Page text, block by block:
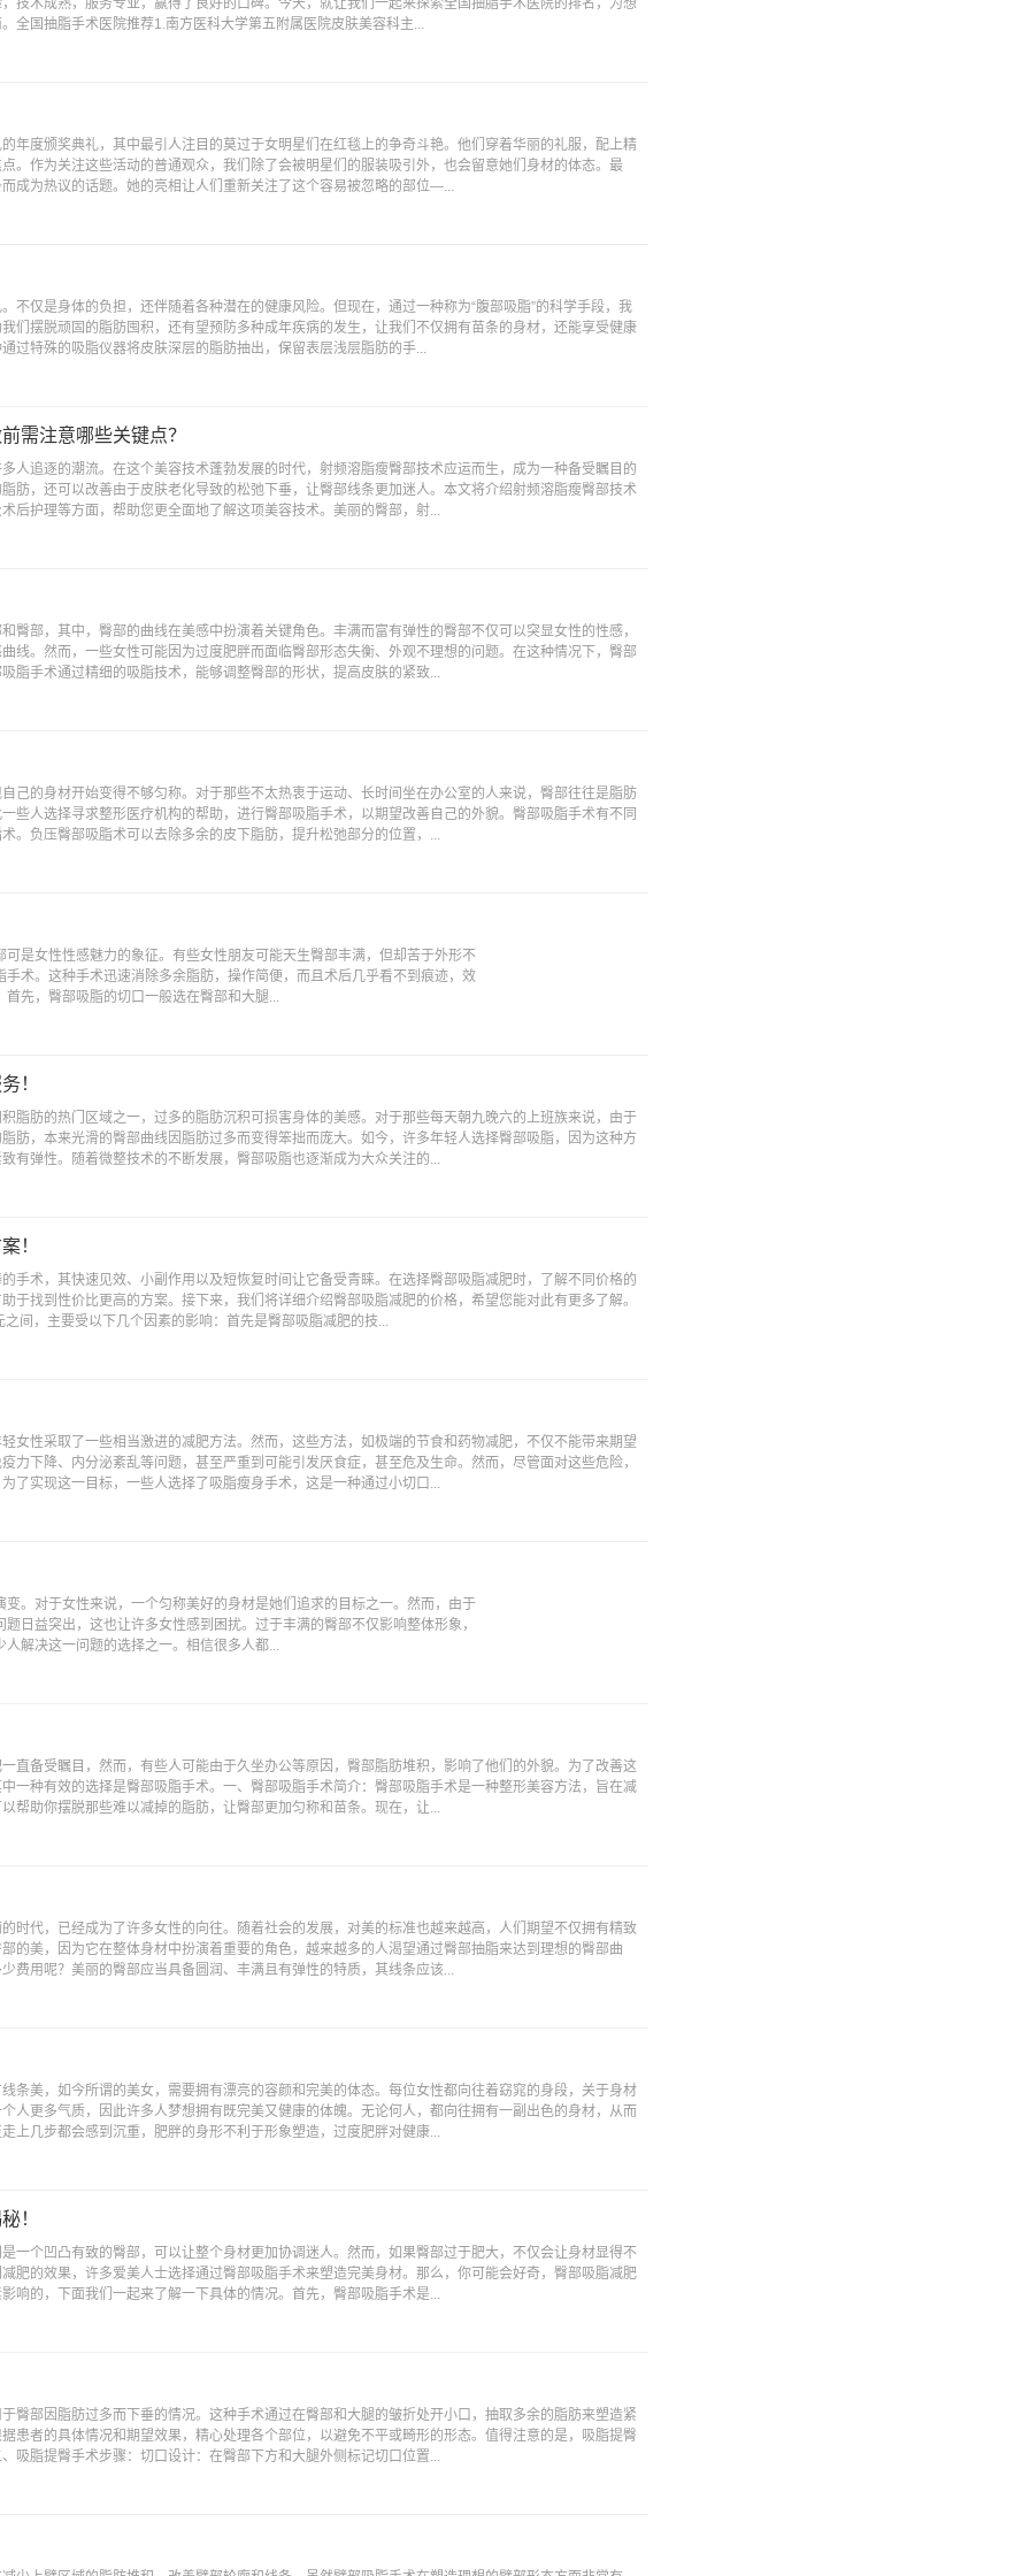
技术成熟，服务专业，赢得了良好的口碑。今天，就让我们一起来探索全国抽脂手术医院的排名，为想
全国抽脂手术医院推荐1.南方医科大学第五附属医院皮肤美容科主...
年度颁奖典礼，其中最引人注目的莫过于女明星们在红毯上的争奇斗艳。他们穿着华丽的礼服，配上精
。作为关注这些活动的普通观众，我们除了会被明星们的服装吸引外，也会留意她们身材的体态。最
成为热议的话题。她的亮相让人们重新关注了这个容易被忽略的部位—...
不仅是身体的负担，还伴随着各种潜在的健康风险。但现在，通过一种称为“腹部吸脂”的科学手段，我
们摆脱顽固的脂肪囤积，还有望预防多种成年疾病的发生，让我们不仅拥有苗条的身材，还能享受健康
过特殊的吸脂仪器将皮肤深层的脂肪抽出，保留表层浅层脂肪的手...
需注意哪些关键点？
人追逐的潮流。在这个美容技术蓬勃发展的时代，射频溶脂瘦臀部技术应运而生，成为一种备受瞩目的
肪，还可以改善由于皮肤老化导致的松弛下垂，让臀部线条更加迷人。本文将介绍射频溶脂瘦臀部技术
后护理等方面，帮助您更全面地了解这项美容技术。美丽的臀部，射...
臀部，其中，臀部的曲线在美感中扮演着关键角色。丰满而富有弹性的臀部不仅可以突显女性的性感，
线。然而，一些女性可能因为过度肥胖而面临臀部形态失衡、外观不理想的问题。在这种情况下，臀部
脂手术通过精细的吸脂技术，能够调整臀部的形状，提高皮肤的紧致...
己的身材开始变得不够匀称。对于那些不太热衷于运动、长时间坐在办公室的人来说，臀部往往是脂肪
些人选择寻求整形医疗机构的帮助，进行臀部吸脂手术，以期望改善自己的外貌。臀部吸脂手术有不同
。负压臀部吸脂术可以去除多余的皮下脂肪，提升松弛部分的位置，...
是女性性感魅力的象征。有些女性朋友可能天生臀部丰满，但却苦于外形不
术。这种手术迅速消除多余脂肪，操作简便，而且术后几乎看不到痕迹，效
先，臀部吸脂的切口一般选在臀部和大腿...
！
脂肪的热门区域之一，过多的脂肪沉积可损害身体的美感。对于那些每天朝九晚六的上班族来说，由于
肪，本来光滑的臀部曲线因脂肪过多而变得笨拙而庞大。如今，许多年轻人选择臀部吸脂，因为这种方
有弹性。随着微整技术的不断发展，臀部吸脂也逐渐成为大众关注的...
！
手术，其快速见效、小副作用以及短恢复时间让它备受青睐。在选择臀部吸脂减肥时，了解不同价格的
于找到性价比更高的方案。接下来，我们将详细介绍臀部吸脂减肥的价格，希望您能对此有更多了解。
间，主要受以下几个因素的影响：首先是臀部吸脂减肥的技...
女性采取了一些相当激进的减肥方法。然而，这些方法，如极端的节食和药物减肥，不仅不能带来期望
力下降、内分泌紊乱等问题，甚至严重到可能引发厌食症，甚至危及生命。然而，尽管面对这些危险，
了实现这一目标，一些人选择了吸脂瘦身手术，这是一种通过小切口...
。对于女性来说，一个匀称美好的身材是她们追求的目标之一。然而，由于
日益突出，这也让许多女性感到困扰。过于丰满的臀部不仅影响整体形象，
解决这一问题的选择之一。相信很多人都...
直备受瞩目，然而，有些人可能由于久坐办公等原因，臀部脂肪堆积，影响了他们的外貌。为了改善这
一种有效的选择是臀部吸脂手术。一、臀部吸脂手术简介：臀部吸脂手术是一种整形美容方法，旨在减
帮助你摆脱那些难以减掉的脂肪，让臀部更加匀称和苗条。现在，让...
时代，已经成为了许多女性的向往。随着社会的发展，对美的标准也越来越高，人们期望不仅拥有精致
的美，因为它在整体身材中扮演着重要的角色，越来越多的人渴望通过臀部抽脂来达到理想的臀部曲
费用呢？美丽的臀部应当具备圆润、丰满且有弹性的特质，其线条应该...
条美，如今所谓的美女，需要拥有漂亮的容颜和完美的体态。每位女性都向往着窈窕的身段，关于身材
人更多气质，因此许多人梦想拥有既完美又健康的体魄。无论何人，都向往拥有一副出色的身材，从而
上几步都会感到沉重，肥胖的身形不利于形象塑造，过度肥胖对健康...
！
一个凹凸有致的臀部，可以让整个身材更加协调迷人。然而，如果臀部过于肥大，不仅会让身材显得不
肥的效果，许多爱美人士选择通过臀部吸脂手术来塑造完美身材。那么，你可能会好奇，臀部吸脂减肥
响的，下面我们一起来了解一下具体的情况。首先，臀部吸脂手术是...
臀部因脂肪过多而下垂的情况。这种手术通过在臀部和大腿的皱折处开小口，抽取多余的脂肪来塑造紧
患者的具体情况和期望效果，精心处理各个部位，以避免不平或畸形的形态。值得注意的是，吸脂提臀
吸脂提臀手术步骤：切口设计：在臀部下方和大腿外侧标记切口位置...